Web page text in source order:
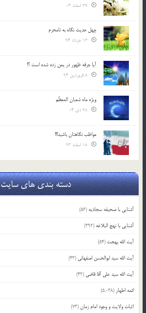
چهل حدیث نگاه به نامحرم
آیا جرقه ظهور در یمن زده شده است ؟!
ویژه ماه شعبان المعظّم
مواظب نگاهتان باشید!!!
دسته بندی های سایت
آشنایی با صحیفه سجادیه (56)
آشنایی با نهج البلاغه (392)
آیت الله بهجت (54)
آیت الله سید ابوالحسن اصفهانی (43)
آیت الله سید علی آقا قاضی (42)
ائمه اطهار (5,038)
اثبات ولایت و وجود امام زمان(73)